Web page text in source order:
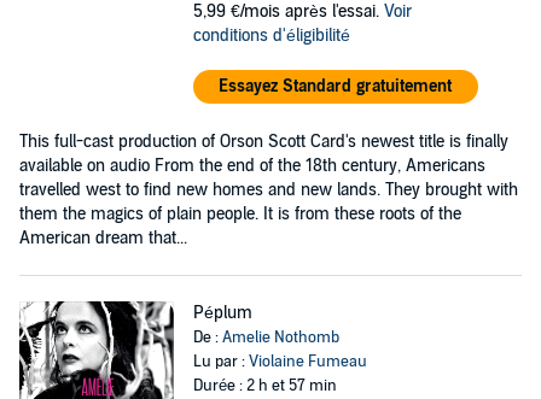
5,99 €/mois après l'essai. Voir
conditions d'éligibilité
Essayez Standard gratuitement
This full-cast production of Orson Scott Card's newest title is finally
available on audio From the end of the 18th century, Americans
travelled west to find new homes and new lands. They brought with
them the magics of plain people. It is from these roots of the
American dream that...
Péplum
De :Amelie Nothomb
Lu par :Violaine Fumeau
Durée : 2 h et 57 min